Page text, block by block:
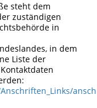
steht dem
zuständigen
in
in dem
Liste der